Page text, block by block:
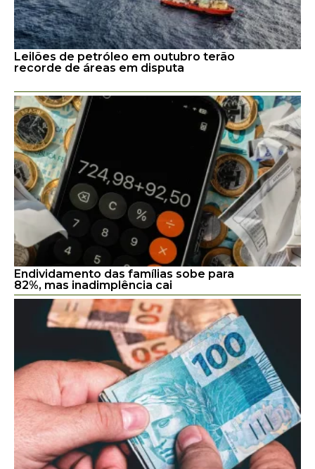
Leilões de petróleo em outubro terão
recorde de áreas em disputa
Endividamento das famílias sobe para
82%, mas inadimplência cai